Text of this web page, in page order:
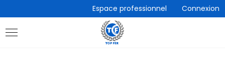
directement
au
contenu
Espace professionnel Connexion